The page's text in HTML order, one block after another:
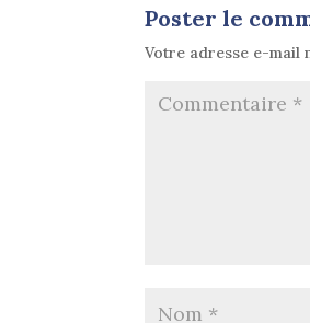
Poster le
Votre adresse e-mail